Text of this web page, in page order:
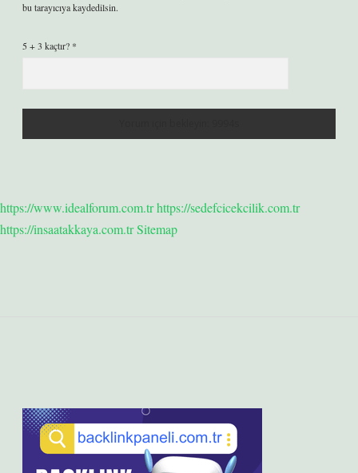
bu tarayıcıya kaydedilsin.
5 + 3 kaçtır? *
https://www.idealforum.com.trhttps://sedefcicekcilik.com.tr
https://insaatakkaya.com.trSitemap